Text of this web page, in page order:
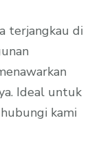
terjangkau di
Ideal untuk
kami